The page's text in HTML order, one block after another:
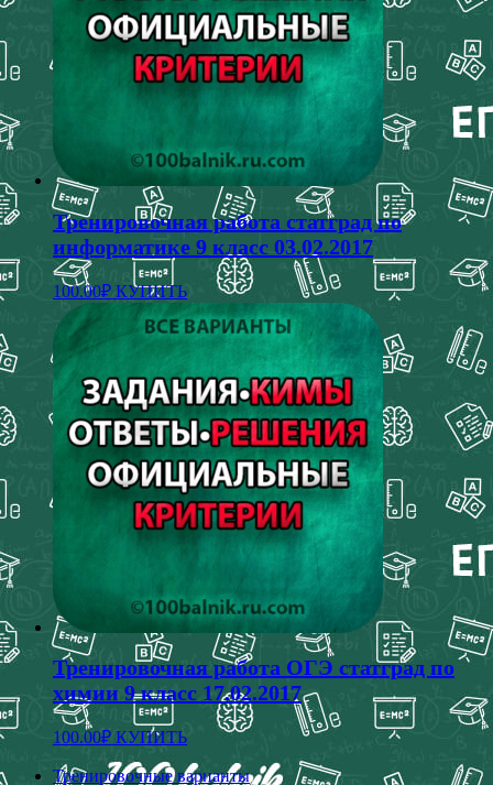
Тренировочная работа статград по
информатике 9 класс 03.02.2017
100.00₽ КУПИТЬ
Тренировочная работа ОГЭ статград по
химии 9 класс 17.02.2017
100.00₽ КУПИТЬ
Тренировочные варианты